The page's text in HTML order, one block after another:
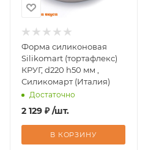
Форма силиконовая
Silikomart (тортафлекс)
КРУГ, d220 h50 мм ,
Силикомарт (Италия)
Достаточно
2 129 ₽ /шт.
В КОРЗИНУ